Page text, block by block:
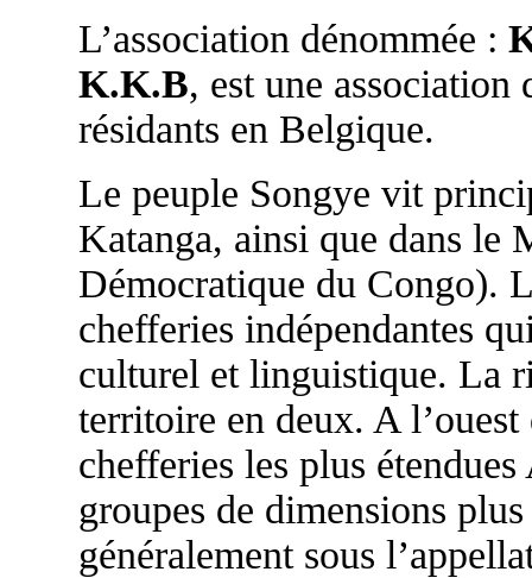
L’association dénommée :
K.K.B, est une association
résidants en Belgique.
Le peuple Songye vit
Katanga, ainsi que dans le
Démocratique du Congo).
chefferies indépendantes
culturel et linguistique. La
territoire en deux. A
chefferies les plus
groupes de dimensions
généralement sous